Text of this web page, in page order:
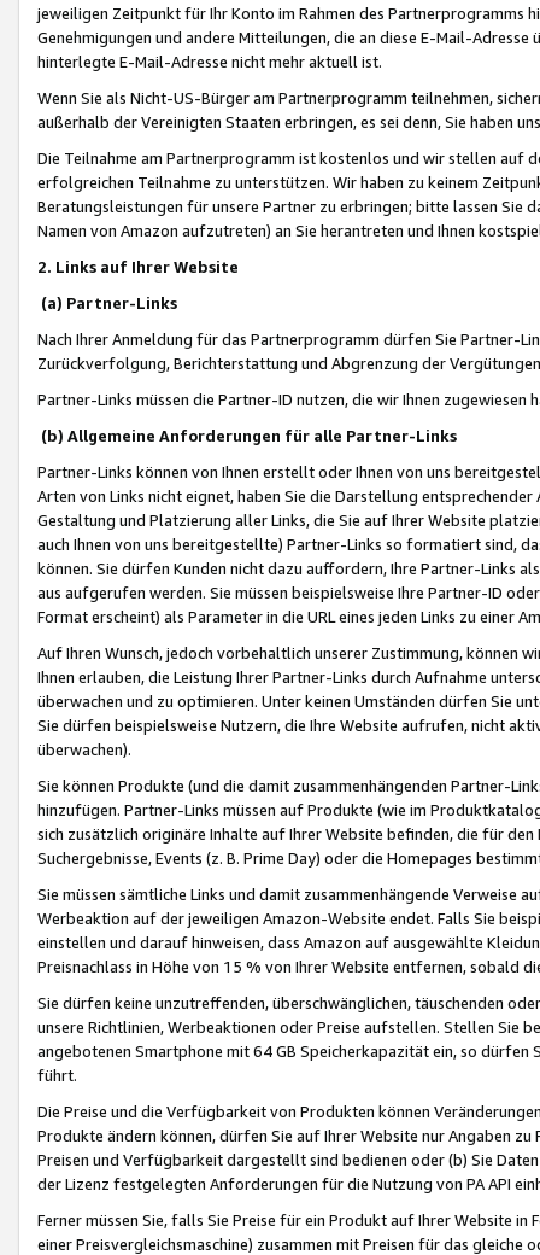
jeweiligen Zeitpunkt für Ihr Konto im Rahmen des Partnerprogramms
Genehmigungen und andere Mitteilungen, die an diese E-Mail-
hinterlegte E-Mail-Adresse nicht mehr aktuell ist.
Wenn Sie als Nicht-US-Bürger am Partnerprogramm teilnehmen,
außerhalb der Vereinigten Staaten erbringen, es sei denn, Sie haben
Die Teilnahme am Partnerprogramm ist kostenlos und wir stellen auf
erfolgreichen Teilnahme zu unterstützen. Wir haben zu keinem
Beratungsleistungen für unsere Partner zu erbringen; bitte lassen Sie
Namen von Amazon aufzutreten) an Sie herantreten und Ihnen
2. Links auf Ihrer Website
(a) Partner-Links
Nach Ihrer Anmeldung für das Partnerprogramm dürfen Sie Partner-
Zurückverfolgung, Berichterstattung und Abgrenzung der
Partner-Links müssen die Partner-ID nutzen, die wir Ihnen zugewiesen
(b) Allgemeine Anforderungen für alle Partner-Links
Partner-Links können von Ihnen erstellt oder Ihnen von uns
Arten von Links nicht eignet, haben Sie die Darstellung
Gestaltung und Platzierung aller Links, die Sie auf Ihrer Website
auch Ihnen von uns bereitgestellte) Partner-Links so formatiert sind,
können. Sie dürfen Kunden nicht dazu auffordern, Ihre Partner-Links
aus aufgerufen werden. Sie müssen beispielsweise Ihre Partner-ID
Format erscheint) als Parameter in die URL eines jeden Links zu einer
Auf Ihren Wunsch, jedoch vorbehaltlich unserer Zustimmung, können
Ihnen erlauben, die Leistung Ihrer Partner-Links durch Aufnahme
überwachen und zu optimieren. Unter keinen Umständen dürfen Sie
Sie dürfen beispielsweise Nutzern, die Ihre Website aufrufen, nicht
überwachen).
Sie können Produkte (und die damit zusammenhängenden Partner-
hinzufügen. Partner-Links müssen auf Produkte (wie im
sich zusätzlich originäre Inhalte auf Ihrer Website befinden, die für
Suchergebnisse, Events (z. B. Prime Day) oder die Homepages
Sie müssen sämtliche Links und damit zusammenhängende
Werbeaktion auf der jeweiligen Amazon-Website endet. Falls Sie
einstellen und darauf hinweisen, dass Amazon auf ausgewählte
Preisnachlass in Höhe von 15 % von Ihrer Website entfernen, sobald
Sie dürfen keine unzutreffenden, überschwänglichen, täuschenden
unsere Richtlinien, Werbeaktionen oder Preise aufstellen. Stellen Sie
angebotenen Smartphone mit 64 GB Speicherkapazität ein, so dürfen
führt.
Die Preise und die Verfügbarkeit von Produkten können
Produkte ändern können, dürfen Sie auf Ihrer Website nur Angaben
Preisen und Verfügbarkeit dargestellt sind bedienen oder (b) Sie
der Lizenz festgelegten Anforderungen für die Nutzung von PA API
Ferner müssen Sie, falls Sie Preise für ein Produkt auf Ihrer Website
einer Preisvergleichsmaschine) zusammen mit Preisen für das